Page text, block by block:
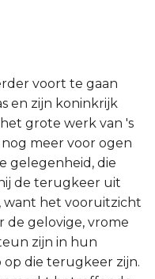
voort te gaan
en zijn koninkrijk
grote werk van 's
meer voor ogen
gelegenheid, die
de terugkeer uit
want het vooruitzicht
de gelovige, vrome
zijn in hun
op die terugkeer zijn.